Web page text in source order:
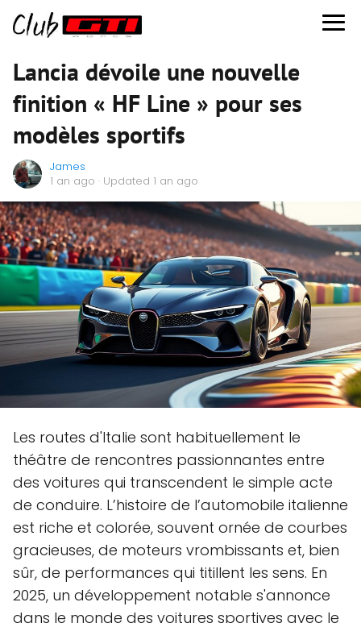
Lancia dévoile une nouvelle
finition « HF Line » pour ses
modèles sportifs
James
1 an ago · Updated 1 an ago
Les routes d'Italie sont habituellement le
théâtre de rencontres passionnantes entre
des voitures qui transcendent le simple acte
de conduire. L’histoire de l’automobile italienne
est riche et colorée, souvent ornée de courbes
gracieuses, de moteurs vrombissants et, bien
sûr, de performances qui titillent les sens. En
2025, un développement notable s'annonce
dans le monde des voitures sportives avec le